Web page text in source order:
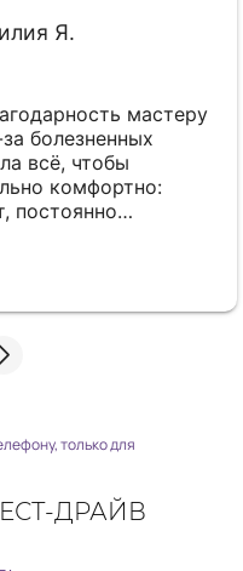
Я.
мастеру
всё, чтобы
комфортно:
постоянно
отвлекала
за ваш
только для
ДРАЙВ